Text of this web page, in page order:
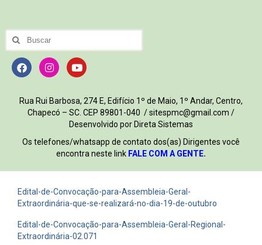
Rua Rui Barbosa, 274 E, Edifício 1º de Maio, 1º Andar, Centro,
Chapecó – SC. CEP 89801-040 / sitespmc@gmail.com /
Desenvolvido por Direta Sistemas
Os telefones/whatsapp de contato dos(as) Dirigentes você
encontra neste link FALE COM A GENTE.
Edital-de-Convocação-para-Assembleia-Geral-
Extraordinária-que-se-realizará-no-dia-19-de-outubro
Edital-de-Convocação-para-Assembleia-Geral-Regional-
Extraordinária-02.071